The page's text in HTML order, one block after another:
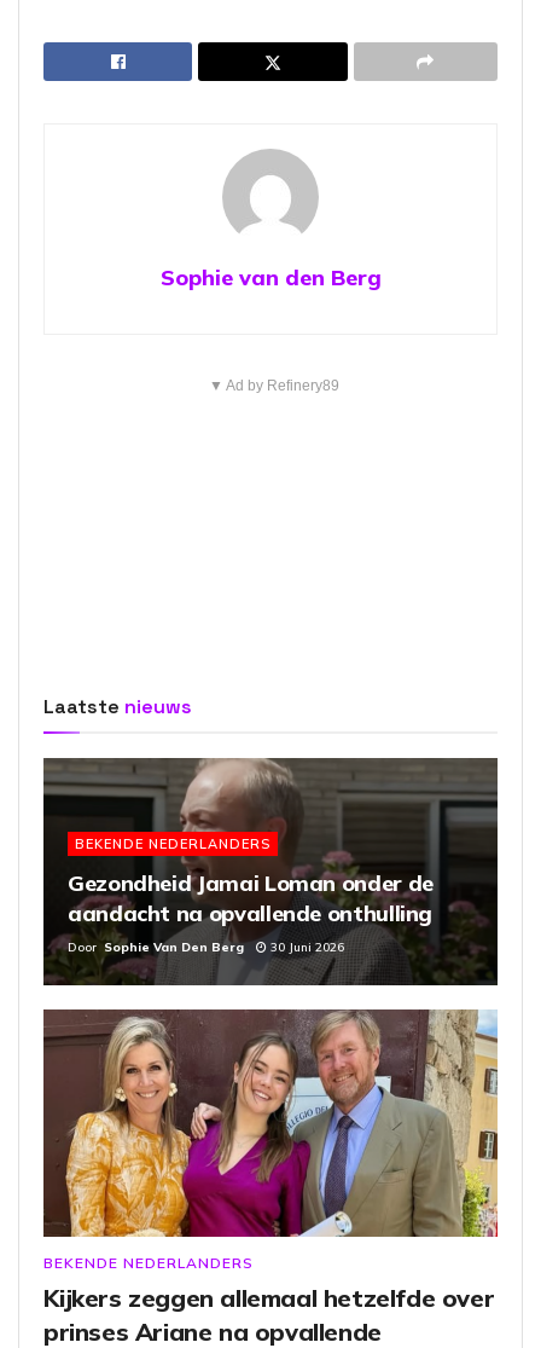
Sophie van den Berg
▼ Ad by Refinery89
Laatste nieuws
BEKENDE NEDERLANDERS
Gezondheid Jamai Loman onder de
aandacht na opvallende onthulling
Door Sophie Van Den Berg 30 Juni 2026
BEKENDE NEDERLANDERS
Kijkers zeggen allemaal hetzelfde over
prinses Ariane na opvallende